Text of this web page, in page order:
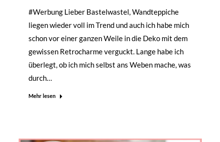
#Werbung Lieber Bastelwastel, Wandteppiche
liegen wieder voll im Trend und auch ich habe mich
schon vor einer ganzen Weile in die Deko mit dem
gewissen Retrocharme verguckt. Lange habe ich
überlegt, ob ich mich selbst ans Weben mache, was
durch…
Mehr lesen